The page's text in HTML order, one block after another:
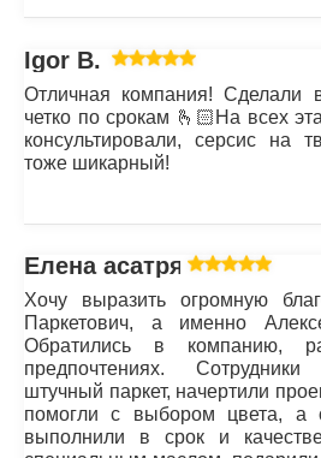
Igor B.
Отличная компания! Сделали
четко по срокам 🫰🏻На всех
консультировали, серсис на
тоже шикарный!
Елена асатрян
Хочу выразить огромную
Паркетович, а именно
Обратились в компанию,
предпочтениях.
штучный паркет, начертили
помогли с выбором цвета, а
выполнили в срок и